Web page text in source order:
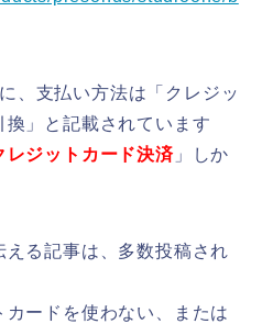
、支払い方法は「クレジッ
換」と記載されています
レジットカード決済」しか
る記事は、多数投稿され
ードを使わない、または